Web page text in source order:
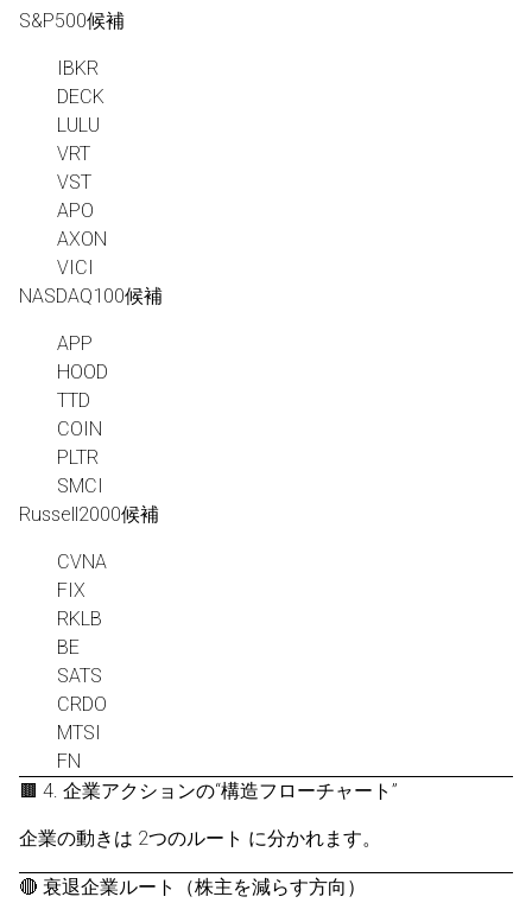
S&P500候補
IBKR
DECK
LULU
VRT
VST
APO
AXON
VICI
NASDAQ100候補
APP
HOOD
TTD
COIN
PLTR
SMCI
Russell2000候補
CVNA
FIX
RKLB
BE
SATS
CRDO
MTSI
FN
🟫 4. 企業アクションの“構造フローチャート”
企業の動きは 2つのルート に分かれます。
🔴 衰退企業ルート（株主を減らす方向）